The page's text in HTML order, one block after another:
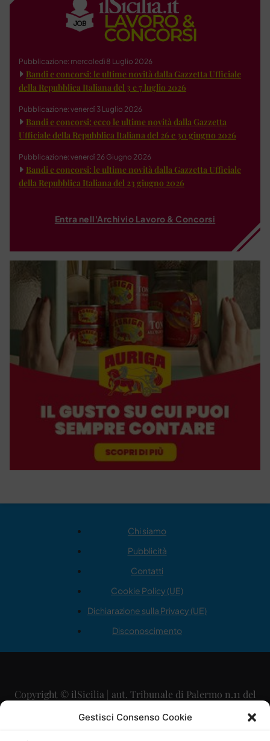
Gestisci Consenso Cookie
Pubblicazione: mercoledì 8 Luglio 2026
Bandi e concorsi: le ultime novità dalla Gazzetta Ufficiale
della Repubblica Italiana del 3 e 7 luglio 2026
Pubblicazione: venerdì 3 Luglio 2026
Bandi e concorsi: ecco le ultime novità dalla Gazzetta
Ufficiale della Repubblica Italiana del 26 e 30 giugno 2026
Pubblicazione: venerdì 26 Giugno 2026
Bandi e concorsi: le ultime novità dalla Gazzetta Ufficiale
della Repubblica Italiana del 23 giugno 2026
Entra nell'Archivio Lavoro & Concorsi
Chi siamo
Pubblicità
Contatti
Cookie Policy (UE)
Dichiarazione sulla Privacy (UE)
Disconoscimento
Copyright © ilSicilia | aut. Tribunale di Palermo n.11 del
29/09/2015